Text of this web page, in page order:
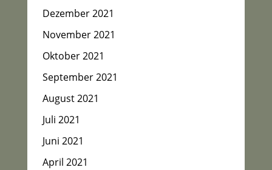
Dezember 2021
November 2021
Oktober 2021
September 2021
August 2021
Juli 2021
Juni 2021
April 2021